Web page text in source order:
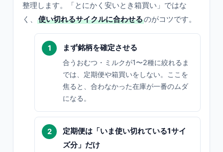
整理します。「とにかく安いとき箱買い」ではな
く、
使い切れるサイクルに合わせるのがコツです。
まず銘柄を確定させる
合うおむつ・ミルクが1〜2種に絞れるま
では、定期便や箱買いをしない。ここを
焦ると、合わなかった在庫が一番のムダ
になる。
定期便は「いま使い切れている1サイ
ズ分」だけ